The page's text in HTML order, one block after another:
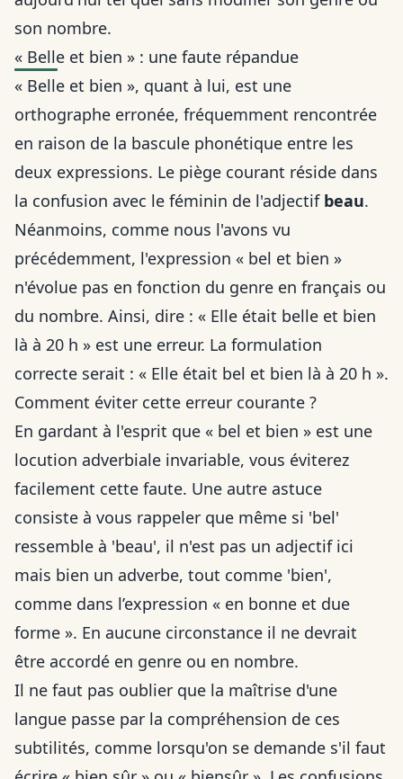
son nombre.
« Belle et bien » : une faute répandue
« Belle et bien », quant à lui, est une
orthographe erronée, fréquemment rencontrée
en raison de la bascule phonétique entre les
deux expressions. Le piège courant réside dans
la confusion avec le féminin de l'adjectif beau.
Néanmoins, comme nous l'avons vu
précédemment, l'expression « bel et bien »
n'évolue pas en fonction du genre en français ou
du nombre. Ainsi, dire : « Elle était belle et bien
là à 20 h » est une erreur. La formulation
correcte serait : « Elle était bel et bien là à 20 h ».
Comment éviter cette erreur courante ?
En gardant à l'esprit que « bel et bien » est une
locution adverbiale invariable, vous éviterez
facilement cette faute. Une autre astuce
consiste à vous rappeler que même si 'bel'
ressemble à 'beau', il n'est pas un adjectif ici
mais bien un adverbe, tout comme 'bien',
comme dans l’expression « en bonne et due
forme ». En aucune circonstance il ne devrait
être accordé en genre ou en nombre.
Il ne faut pas oublier que la maîtrise d'une
langue passe par la compréhension de ces
subtilités, comme lorsqu'on se demande s'il faut